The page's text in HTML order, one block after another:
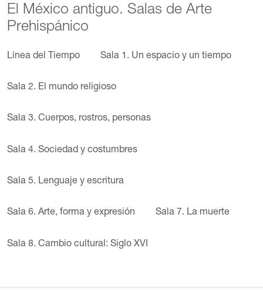
El México antiguo. Salas de Arte
Prehispánico
Línea del Tiempo Sala 1. Un espacio y un tiempo
Sala 2. El mundo religioso
Sala 3. Cuerpos, rostros, personas
Sala 4. Sociedad y costumbres
Sala 5. Lenguaje y escritura
Sala 6. Arte, forma y expresión Sala 7. La muerte
Sala 8. Cambio cultural: Siglo XVI